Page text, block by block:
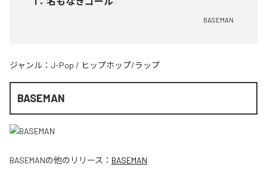
BASEMAN
ジャンル： J-Pop / ヒップホップ/ラップ
BASEMAN
BASEMANの他のリリース： BASEMAN